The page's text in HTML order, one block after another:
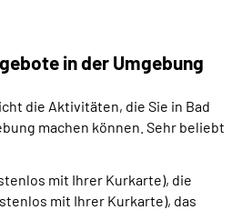
in der Umgebung
die Aktivitäten, die Sie in Bad
machen können. Sehr beliebt
mit Ihrer Kurkarte), die
mit Ihrer Kurkarte), das